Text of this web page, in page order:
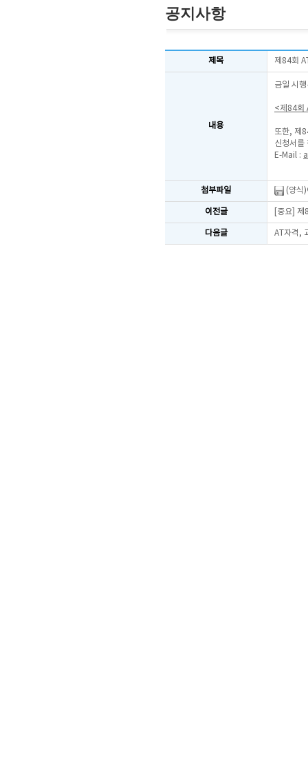
공지사항
제목 제84회
내용
금일 시
<제84회
또한, 제
신청서를
E-Mail :
첨부파일 (양식
이전글 [중요]
다음글 AT자격,